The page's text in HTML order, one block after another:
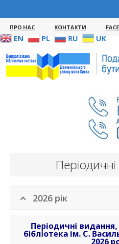
ПРО НАС КОНТАКТИ
EN PL RU UK
2026 рік
Періодичні видання,
бібліотека ім. С.
2026